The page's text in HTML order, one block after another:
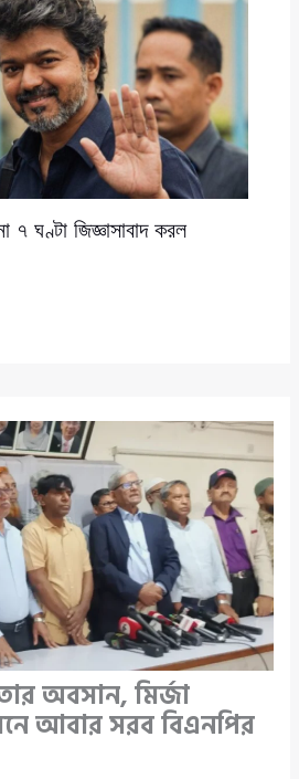
৭ ঘণ্টা জিজ্ঞাসাবাদ করল
অবসান, মির্জা
আবার সরব বিএনপির